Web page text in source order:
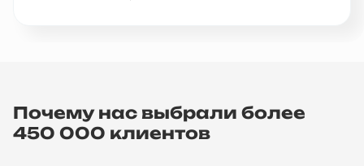
Почему нас выбрали более
450 000 клиентов